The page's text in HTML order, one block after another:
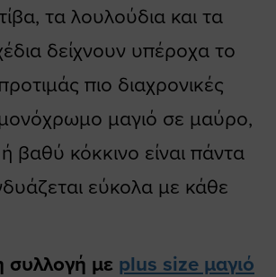
τα λουλούδια και τα
δείχνουν υπέροχα το
πιο διαχρονικές
μαγιό σε μαύρο,
βαθύ κόκκινο είναι πάντα
εύκολα με κάθε
συλλογή με plus size μαγιό